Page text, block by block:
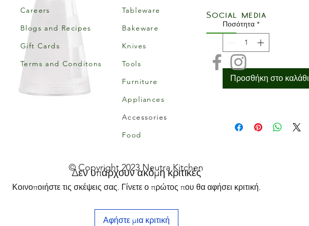
Ποσότητα *
Προσθήκη στο καλάθι
Δεν υπάρχουν ακόμη κριτικές
Κοινοποιήστε τις σκέψεις σας. Γίνετε ο πρώτος που θα αφήσει κριτική.
Αφήστε μια κριτική
Careers
Blogs and Recipes
Gift Cards
Terms and Conditons
Tableware
Bakeware
Knives
Tools
Furniture
Appliances
Accessories
Food
Social media
© Copyright 2023 Neutra Kitchen